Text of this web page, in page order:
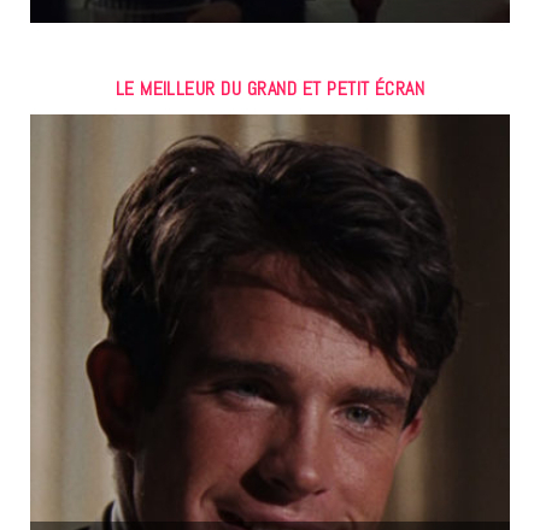
LE MEILLEUR DU GRAND ET PETIT ÉCRAN